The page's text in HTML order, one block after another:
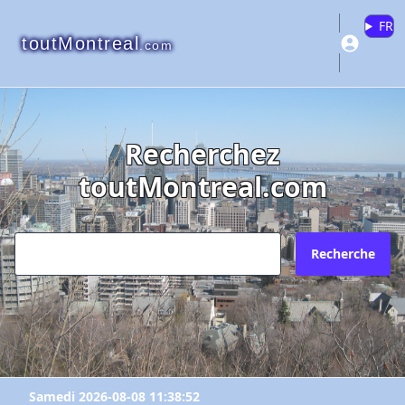
toutMontreal.com
FR
Recherchez
toutMontreal.com
Recherche
Samedi 2026-08-08 11:38:52